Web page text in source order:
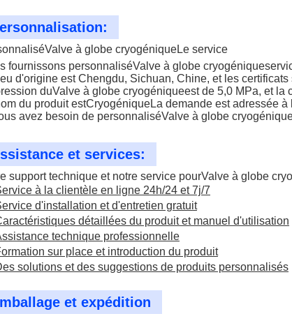
Valve à globe cryogéniqueLe service
fournissons personnaliséValve à globe cryogénique
d'origine est Chengdu, Sichuan, Chine, et les
duValve à globe cryogéniqueest de 5,0 MPa, et la
du produit estCryogéniqueLa demande est adressée
avez besoin de personnaliséValve à globe
et services:
support technique et notre service pourValve à globe
à la clientèle en ligne 24h/24 et 7j/7
d'installation et d'entretien gratuit
détaillées du produit et manuel d'utilisation
technique professionnelle
sur place et introduction du produit
solutions et des suggestions de produits personnalisés
et expédition